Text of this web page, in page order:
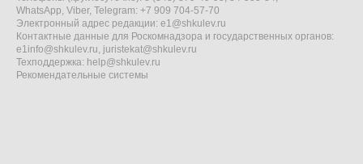
WhatsApp, Viber, Telegram: +7 909 704-57-70
Электронный адрес редакции: e1@shkulev.ru
Контактные данные для Роскомнадзора и государственных органов:
e1info@shkulev.ru, juristekat@shkulev.ru
Техподдержка: help@shkulev.ru
Рекомендательные системы